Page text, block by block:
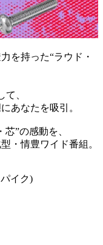
を持った“ラウド・
、
あなたを吸引。
”の感動を、
・情豊ワイド番組。
イク)